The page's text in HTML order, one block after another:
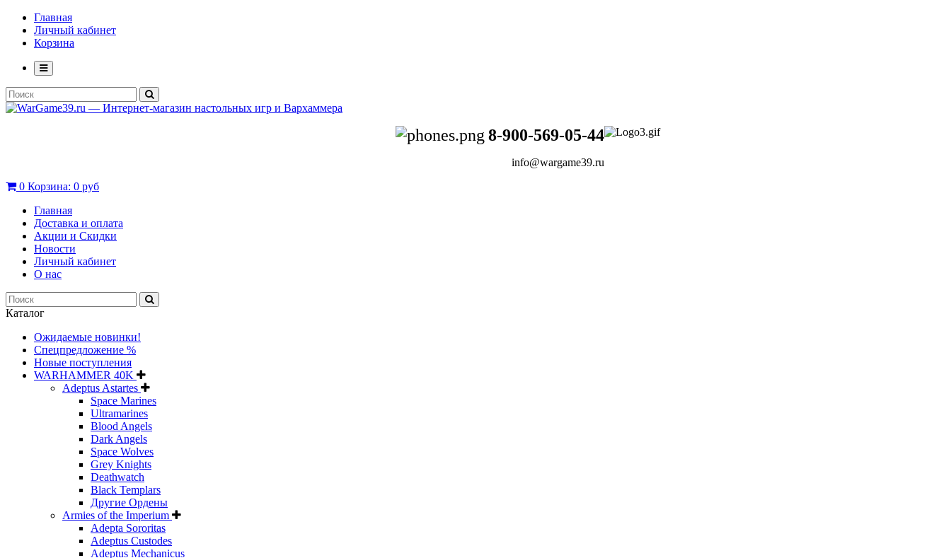
Главная
Личный кабинет
Корзина
8-900-569-05-44
info@wargame39.ru
0 Корзина: 0 руб
Главная
Доставка и оплата
Акции и Скидки
Новости
Личный кабинет
О нас
Каталог
Ожидаемые новинки!
Спецпредложение %
Новые поступления
WARHAMMER 40K
Adeptus Astartes
Space Marines
Ultramarines
Blood Angels
Dark Angels
Space Wolves
Grey Knights
Deathwatch
Black Templars
Другие Ордены
Armies of the Imperium
Adepta Sororitas
Adeptus Custodes
Adeptus Mechanicus